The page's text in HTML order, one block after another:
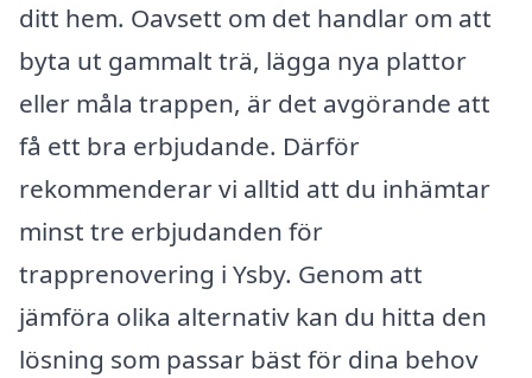
ditt hem. Oavsett om det handlar om att
byta ut gammalt trä, lägga nya plattor
eller måla trappen, är det avgörande att
få ett bra erbjudande. Därför
rekommenderar vi alltid att du inhämtar
minst tre erbjudanden för
trapprenovering i Ysby. Genom att
jämföra olika alternativ kan du hitta den
lösning som passar bäst för dina behov